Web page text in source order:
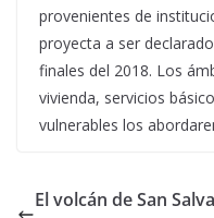
provenientes de
proyecta a ser
finales del 2018. Los
vivienda, servicios
vulnerables los
El volcán de San